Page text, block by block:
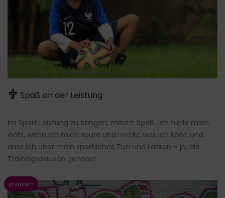
Spaß an der Leistung
Im Sport Leistung zu bringen, macht Spaß. Ich fühle mich
wohl, wenn ich mich spüre und merke was ich kann und
dass ich über mein sportliches Tun und Lassen – ja, die
Trainingspausen gehören